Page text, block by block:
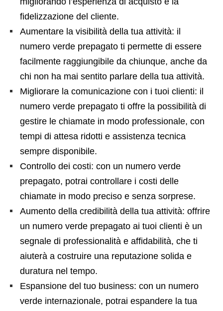
fidelizzazione del cliente.
Aumentare la visibilità della tua attività: il
numero verde prepagato ti permette di essere
facilmente raggiungibile da chiunque, anche da
chi non ha mai sentito parlare della tua attività.
Migliorare la comunicazione con i tuoi clienti: il
numero verde prepagato ti offre la possibilità di
gestire le chiamate in modo professionale, con
tempi di attesa ridotti e assistenza tecnica
sempre disponibile.
Controllo dei costi: con un numero verde
prepagato, potrai controllare i costi delle
chiamate in modo preciso e senza sorprese.
Aumento della credibilità della tua attività: offrire
un numero verde prepagato ai tuoi clienti è un
segnale di professionalità e affidabilità, che ti
aiuterà a costruire una reputazione solida e
duratura nel tempo.
Espansione del tuo business: con un numero
verde internazionale, potrai espandere la tua